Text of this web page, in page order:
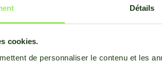
Détails
cookies.
de personnaliser le contenu et les
solaire.
automatiquement un
prévues de la prochaine